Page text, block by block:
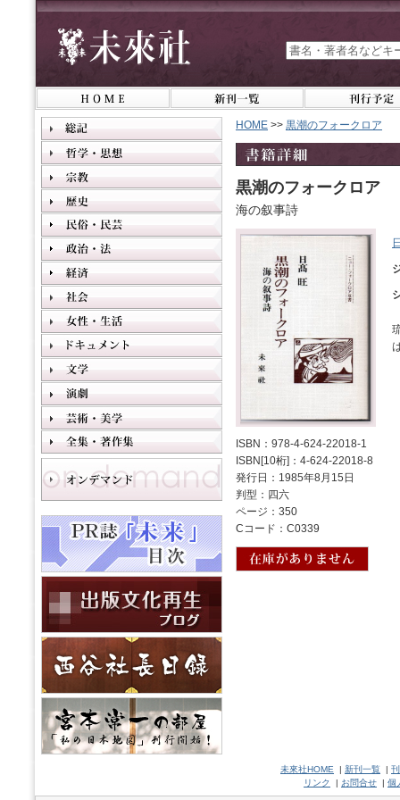
HOME >> 黒潮のフォークロア
黒潮のフォークロア
海の叙事詩
ISBN：978-4-624-22018-1
ISBN[10桁]：4-624-22018-8
発行日：1985年8月15日
判型：四六
ページ：350
Cコード：C0339
未來社HOME | 新刊一覧 |
リンク
| お問合せ | 個